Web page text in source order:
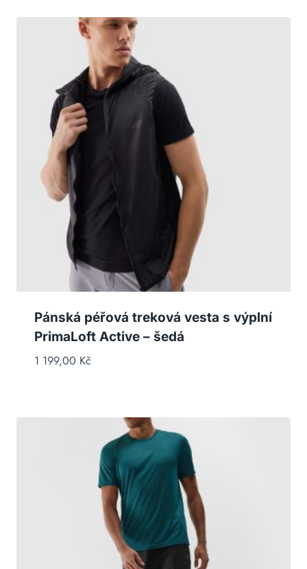
Pánská péřová treková vesta s výplní
PrimaLoft Active – šedá
1 199,00 Kč